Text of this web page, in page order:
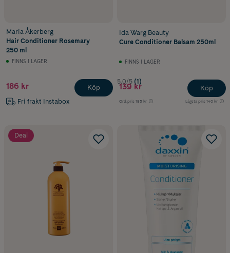
Maria Åkerberg
Hair Conditioner Rosemary
250 ml
FINNS I LAGER
186 kr
Fri frakt Instabox
Köp
Ida Warg Beauty
Cure Conditioner Balsam 250ml
FINNS I LAGER
5.0/5 (1)
139 kr
Ord.pris 185 kr Lägsta pris 140 kr
Köp
Deal